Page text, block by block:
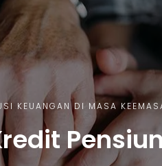
KEUANGAN DI MASA